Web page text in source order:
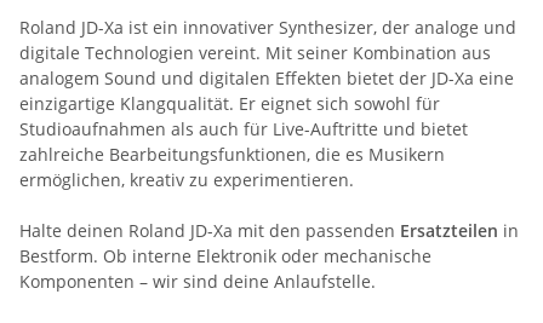
Roland JD-Xa ist ein innovativer Synthesizer, der analoge und
digitale Technologien vereint. Mit seiner Kombination aus
analogem Sound und digitalen Effekten bietet der JD-Xa eine
einzigartige Klangqualität. Er eignet sich sowohl für
Studioaufnahmen als auch für Live-Auftritte und bietet
zahlreiche Bearbeitungsfunktionen, die es Musikern
ermöglichen, kreativ zu experimentieren.
Halte deinen Roland JD-Xa mit den passenden Ersatzteilen in
Bestform. Ob interne Elektronik oder mechanische
Komponenten – wir sind deine Anlaufstelle.